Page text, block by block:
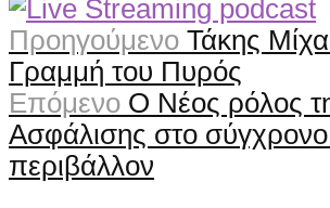
Προηγούμενο Τάκης
Γραμμή του Πυρός
Επόμενο Ο Νέος ρόλος
Ασφάλισης στο σύγχρονο
περιβάλλον